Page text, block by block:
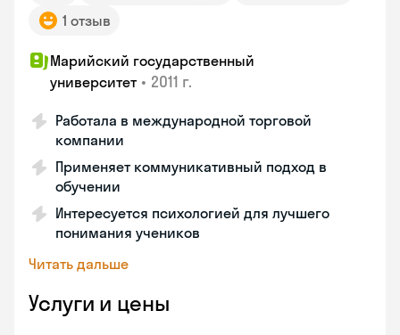
1 отзыв
Марийский государственный
университет • 2011 г.
Работала в международной торговой
компании
Применяет коммуникативный подход в
обучении
Интересуется психологией для лучшего
понимания учеников
Читать дальше
Услуги и цены